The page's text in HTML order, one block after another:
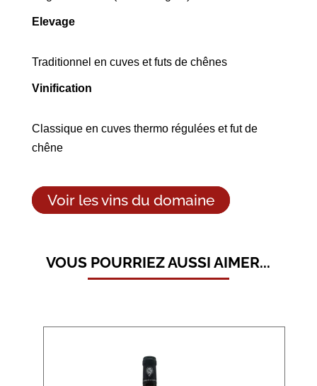
Elevage
Traditionnel en cuves et futs de chênes
Vinification
Classique en cuves thermo régulées et fut de
chêne
Voir les vins du domaine
VOUS POURRIEZ AUSSI AIMER...